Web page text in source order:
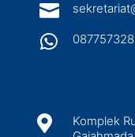



Komplek